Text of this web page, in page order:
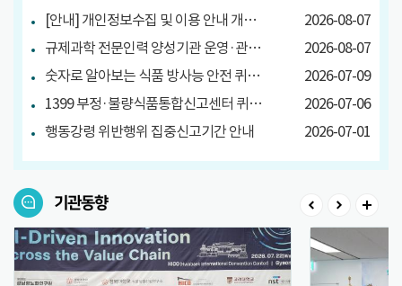
[안내] 개인정보수집 및 이용 안내 개정 안내
2026-08-07
규제과학 전문인력 양성기관 운영·관리방안 마련 연구 관련 설문조사
2026-08-07
숫자로 알아보는 식품 방사능 안전 퀴즈 당첨자 발표
2026-07-09
1399 부정·불량식품통합신고센터 퀴즈 이벤트 당첨자 발표
2026-07-06
행동강령 위반행위 집중신고기간 안내
2026-07-01
기관동향